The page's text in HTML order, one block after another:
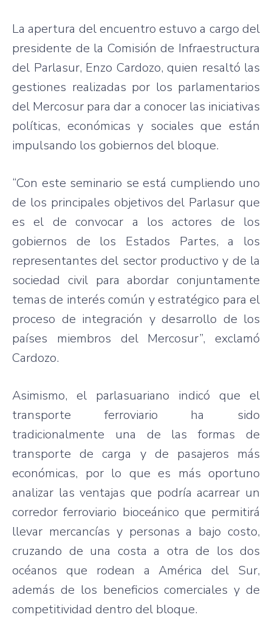
La apertura del encuentro estuvo a cargo del
presidente de la Comisión de Infraestructura
del Parlasur, Enzo Cardozo, quien resaltó las
gestiones realizadas por los parlamentarios
del Mercosur para dar a conocer las iniciativas
políticas, económicas y sociales que están
impulsando los gobiernos del bloque.
“Con este seminario se está cumpliendo uno
de los principales objetivos del Parlasur que
es el de convocar a los actores de los
gobiernos de los Estados Partes, a los
representantes del sector productivo y de la
sociedad civil para abordar conjuntamente
temas de interés común y estratégico para el
proceso de integración y desarrollo de los
países miembros del Mercosur”, exclamó
Cardozo.
Asimismo, el parlasuariano indicó que el
transporte ferroviario ha sido
tradicionalmente una de las formas de
transporte de carga y de pasajeros más
económicas, por lo que es más oportuno
analizar las ventajas que podría acarrear un
corredor ferroviario bioceánico que permitirá
llevar mercancías y personas a bajo costo,
cruzando de una costa a otra de los dos
océanos que rodean a América del Sur,
además de los beneficios comerciales y de
competitividad dentro del bloque.